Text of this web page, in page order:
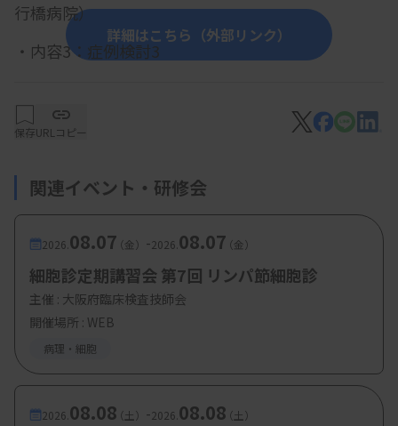
行橋病院）
・内容3： 症例検討3
新行橋病院）
詳細はこちら（外部リンク）
保存URLコピー
関連イベント・研修会
2026. 08.07（金） -2026. 08.07（金）
細胞診定期講習会 第7回 リンパ節細胞診
主催 : 大阪府臨床検査技師会
開催場所 : WEB
病理・細胞
2026. 08.08（土） -2026. 08.08（土）